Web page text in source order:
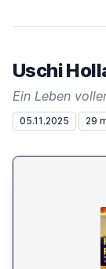
Uschi
Ein Leben
05.11.2025 29